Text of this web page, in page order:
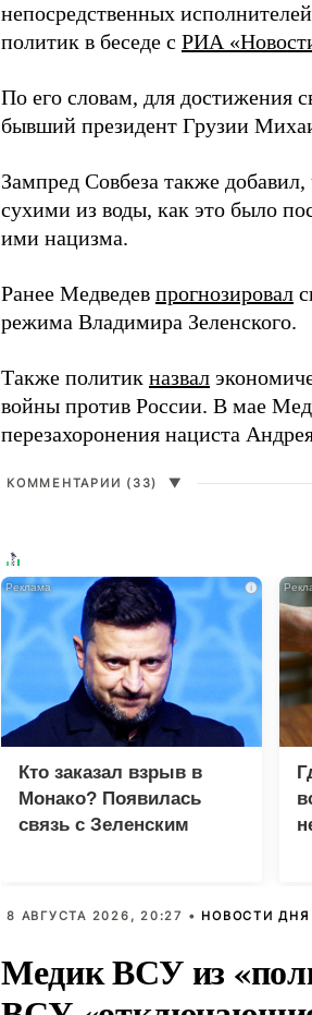
непосредственных
политик в беседе с РИА
По его словам, для достижения
бывший президент Грузии
Зампред Совбеза также
сухими из воды, как это было
ими нацизма.
Ранее Медведев прогнозировал
режима Владимира Зеленского.
Также политик назвал
войны против России. В мае
перезахоронения нациста
КОММЕНТАРИИ (33) ▼
i
Кто заказал взрыв в
Монако? Появилась
связь с Зеленским
8 АВГУСТА 2026, 20:27 • НОВОСТИ ДНЯ
Медик ВСУ из